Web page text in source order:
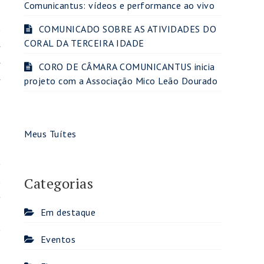
Comunicantus: vídeos e performance ao vivo
COMUNICADO SOBRE AS ATIVIDADES DO
CORAL DA TERCEIRA IDADE
CORO DE CÂMARA COMUNICANTUS inicia
projeto com a Associação Mico Leão Dourado
Meus Tuítes
Categorias
Em destaque
Eventos